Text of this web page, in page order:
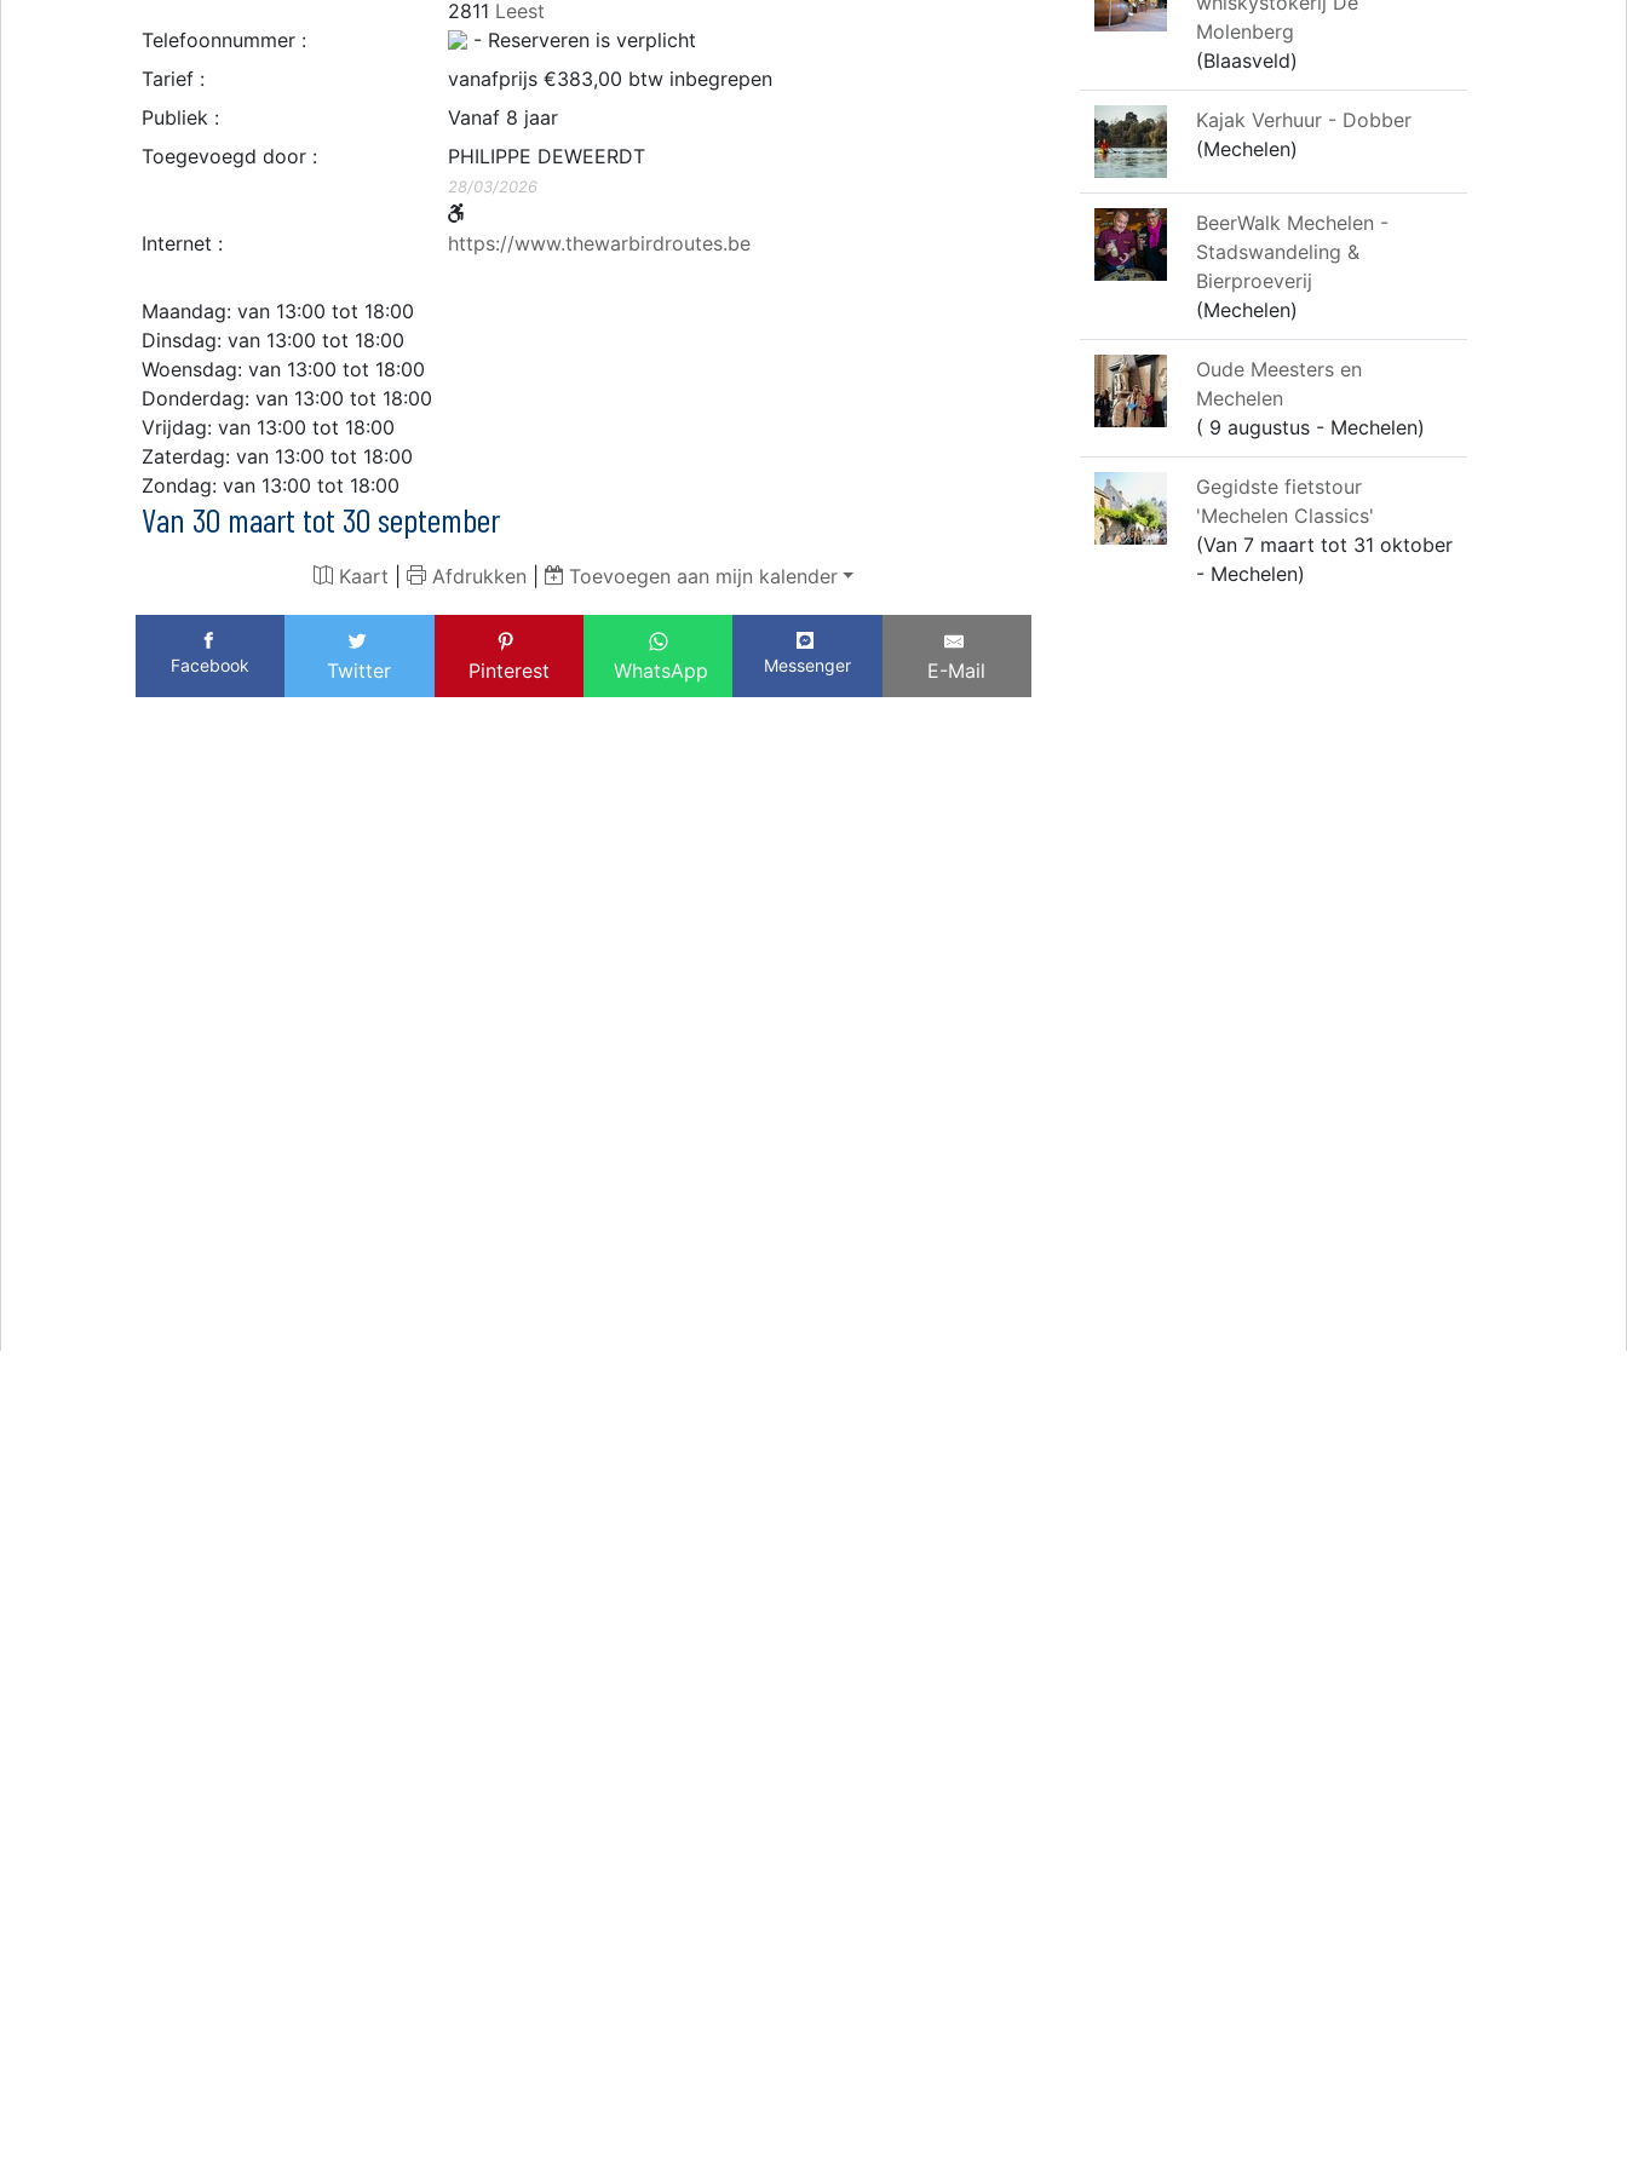
2811 Leest
Telefoonnummer :
- Reserveren is verplicht
Tarief :
vanafprijs €383,00 btw inbegrepen
Publiek :
Vanaf 8 jaar
Toegevoegd door :
PHILIPPE DEWEERDT
28/03/2026
Internet : https://www.thewarbirdroutes.be
Maandag: van 13:00 tot 18:00
Dinsdag: van 13:00 tot 18:00
Woensdag: van 13:00 tot 18:00
Donderdag: van 13:00 tot 18:00
Vrijdag: van 13:00 tot 18:00
Zaterdag: van 13:00 tot 18:00
Zondag: van 13:00 tot 18:00
Van 30 maart tot 30 september
Kaart Afdrukken Toevoegen aan mijn kalender
Facebook Twitter Pinterest WhatsApp Messenger E-Mail
Molenberg
(Blaasveld)
Kajak Verhuur - Dobber
(Mechelen)
BeerWalk Mechelen -
Stadswandeling &
Bierproeverij
(Mechelen)
Oude Meesters en
Mechelen
( 9 augustus - Mechelen)
Gegidste fietstour
'Mechelen Classics'
(Van 7 maart tot 31 oktober
- Mechelen)